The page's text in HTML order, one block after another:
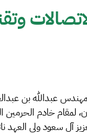
عبدالله بن
لمقام خادم الحرمين
آل سعود ولي العهد